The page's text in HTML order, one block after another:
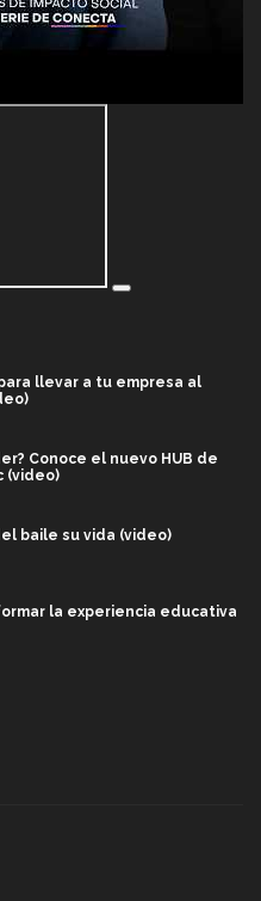
llevar a tu empresa al
Conoce el nuevo HUB de
(video)
baile su vida (video)
la experiencia educativa